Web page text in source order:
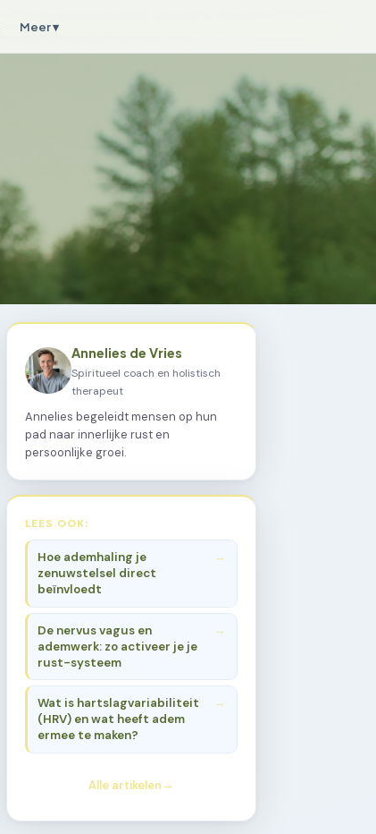
Meer ▾
Annelies de Vries
Spiritueel coach en holistisch
therapeut
Annelies begeleidt mensen op hun
pad naar innerlijke rust en
persoonlijke groei.
LEES OOK:
Hoe ademhaling je
zenuwstelsel direct
beïnvloedt
De nervus vagus en
ademwerk: zo activeer je je
rust-systeem
Wat is hartslagvariabiliteit
(HRV) en wat heeft adem
ermee te maken?
Alle artikelen